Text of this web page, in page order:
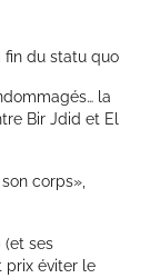
fin du statu quo
la
Bir Jdid et El
corps»,
(et ses
prix éviter le